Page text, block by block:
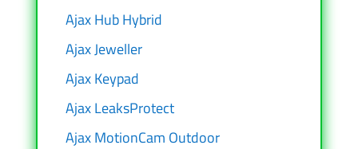
Ajax Hub Hybrid
Ajax Jeweller
Ajax Keypad
Ajax LeaksProtect
Ajax MotionCam Outdoor